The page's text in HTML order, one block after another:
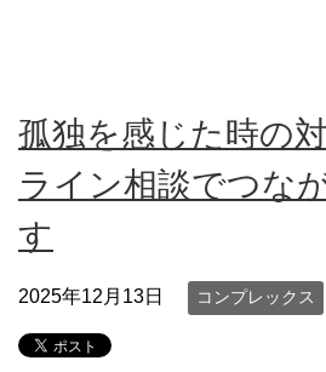
孤独を感じた時の
ライン相談でつな
す
2025年12月13日 コンプレックス